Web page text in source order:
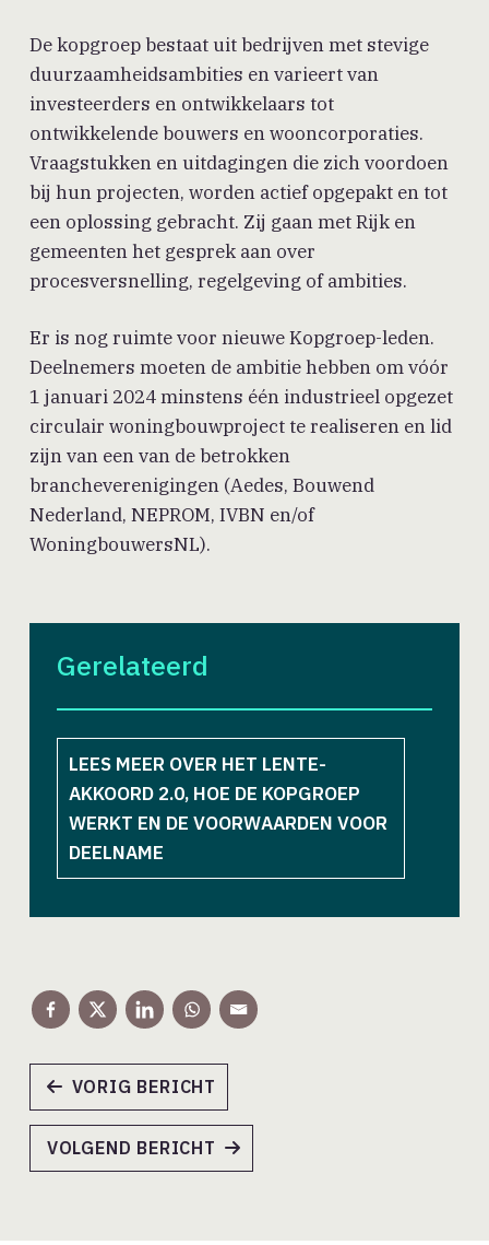
De kopgroep bestaat uit bedrijven met stevige
duurzaamheidsambities en varieert van
investeerders en ontwikkelaars tot
ontwikkelende bouwers en wooncorporaties.
Vraagstukken en uitdagingen die zich voordoen
bij hun projecten, worden actief opgepakt en tot
een oplossing gebracht. Zij gaan met Rijk en
gemeenten het gesprek aan over
procesversnelling, regelgeving of ambities.
Er is nog ruimte voor nieuwe Kopgroep-leden.
Deelnemers moeten de ambitie hebben om vóór
1 januari 2024 minstens één industrieel opgezet
circulair woningbouwproject te realiseren en lid
zijn van een van de betrokken
brancheverenigingen (Aedes, Bouwend
Nederland, NEPROM, IVBN en/of
WoningbouwersNL).
Gerelateerd
LEES MEER OVER HET LENTE-
AKKOORD 2.0, HOE DE KOPGROEP
WERKT EN DE VOORWAARDEN VOOR
DEELNAME
VORIG BERICHT
VOLGEND BERICHT